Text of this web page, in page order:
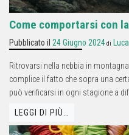
Come comportarsi con
Pubblicato il 24 Giugno 2024 di
Ritrovarsi nella nebbia in
complice il fatto che sopra una
può verificarsi in ogni stagione a
LEGGI DI PIÙ…